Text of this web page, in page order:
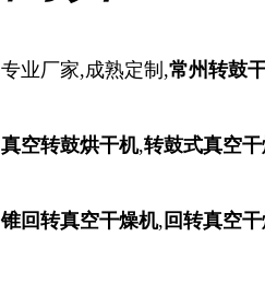
专业厂家,成熟定制,常州转鼓
真空转鼓烘干机,转鼓式真空
锥回转真空干燥机, 回转真空